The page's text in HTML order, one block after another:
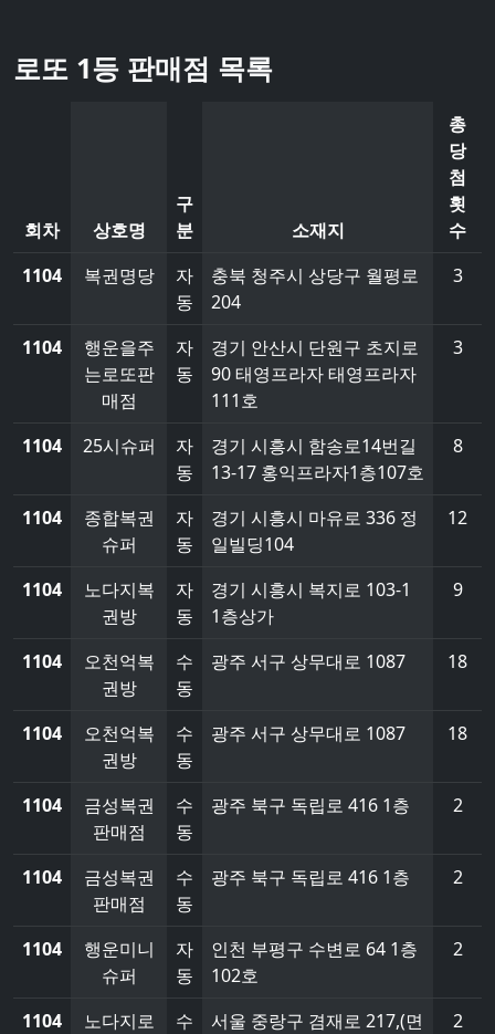
로또 1등 판매점 목록
회차 상호명
구
분
소재지
총
당
첨
횟
수
1104
복권명당
자
동
충북 청주시 상당구 월평로
204
3
1104
행운을주
는로또판
매점
자
동
경기 안산시 단원구 초지로
90 태영프라자 태영프라자
111호
3
1104 25시슈퍼
자
동
경기 시흥시 함송로14번길
13-17 홍익프라자1층107호
8
1104
종합복권
슈퍼
자
동
경기 시흥시 마유로 336 정
일빌딩104
12
1104
노다지복
권방
자
동
경기 시흥시 복지로 103-1
1층상가
9
1104
오천억복
권방
수
동
광주 서구 상무대로 1087 18
1104
오천억복
권방
수
동
광주 서구 상무대로 1087 18
1104
금성복권
판매점
수
동
광주 북구 독립로 416 1층 2
1104
금성복권
판매점
수
동
광주 북구 독립로 416 1층 2
1104
행운미니
슈퍼
자
동
인천 부평구 수변로 64 1층
102호
2
1104
노다지로
수
서울 중랑구 겸재로 217,(면
2